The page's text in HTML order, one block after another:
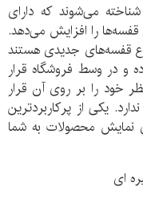
می‌شوند که دارای
قفسه‌ها را افزایش می‌دهد.
قفسه‌های جدیدی هستند
و در وسط فروشگاه قرار
خود را بر روی آن قرار
یکی از پرکاربردترین
نمایش محصولات به شما
ای